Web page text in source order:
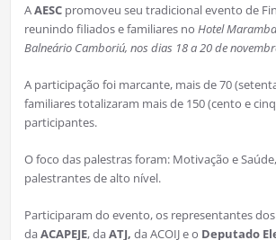
AAESCpromoveu seu tradicional evento de
reunindo filiados e familiares no Hotel
Balneário Camboriú, nos dias 18 a 20 de
A participação foi marcante, mais de 70
familiares totalizaram mais de 150 (cento e
participantes.
O foco das palestras foram: Motivação e
palestrantes de alto nível.
Participaram do evento, os representantes dos
daACAPEJE, daATJ, da ACOIJ e o Deputado